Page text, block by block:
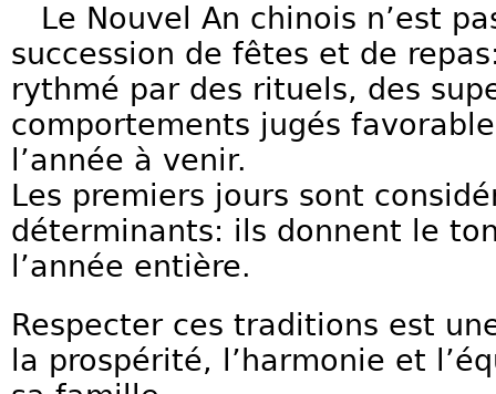
Le Nouvel An chinois n’est
succession de fêtes et de
rythmé par des rituels, des
comportements jugés
l’année à venir.
Les premiers jours sont
déterminants: ils donnent le
l’année entière.
Respecter ces traditions est
la prospérité, l’harmonie et